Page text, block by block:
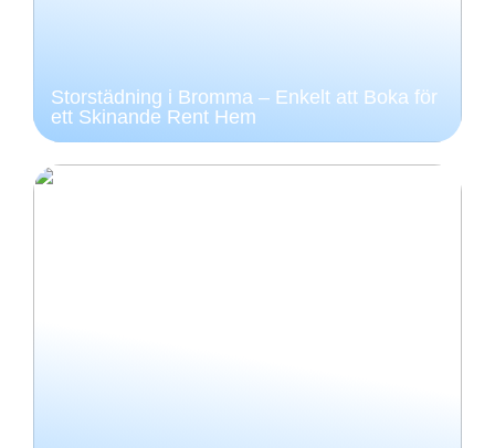
Storstädning i Bromma – Enkelt att Boka för
ett Skinande Rent Hem